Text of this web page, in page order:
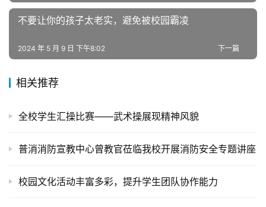
少
年
逆
题
不要让你的孩子太老实，避免被校园霸凌
下一篇
2024 年 5 月 9 日 下午8:02
相关推荐
全校学生汇操比赛——武术操展现精神风貌
普消消防宣教中心曾教官莅临我校开展消防安全专题讲座
校园文化活动丰富多彩，提升学生团队协作能力